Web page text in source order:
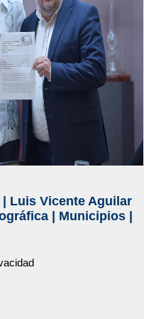
Luis Vicente Aguilar
| Municipios|